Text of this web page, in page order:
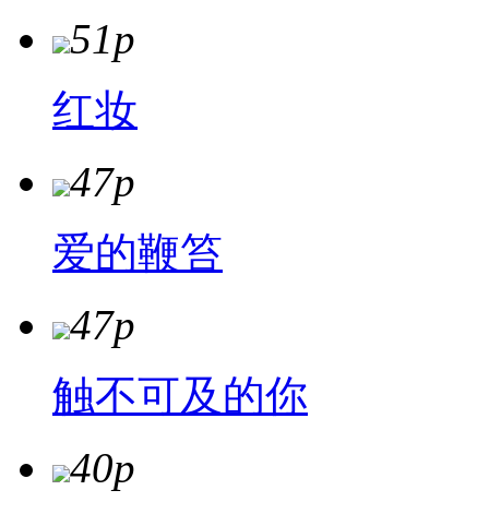
51p
红妆
47p
爱的鞭笞
47p
触不可及的你
40p